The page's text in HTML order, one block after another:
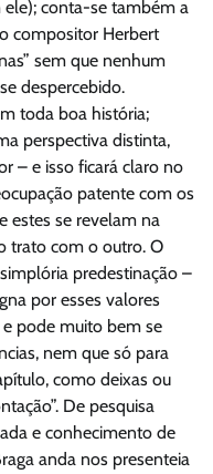
ele); conta-se também a
compositor Herbert
sem que nenhum
despercebido.
toda boa história;
perspectiva distinta,
– e isso ficará claro no
patente com os
estes se revelam na
trato com o outro. O
predestinação –
por esses valores
pode muito bem se
nem que só para
como deixas ou
De pesquisa
e conhecimento de
anda nos presenteia